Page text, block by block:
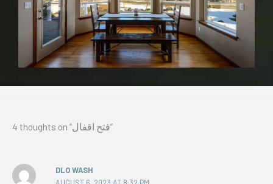
4 thoughts on “فتح اقفال”
DLO WASH